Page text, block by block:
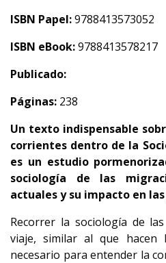
ISBN Papel:9788413573052
ISBN eBook:9788413578217
Publicado:
Páginas: 238
Un texto indispensable
corrientes dentro de la
es un estudio
sociología de las
actuales y su impacto en
Recorrer la sociología de
viaje, similar al que hacen
necesario para entender la